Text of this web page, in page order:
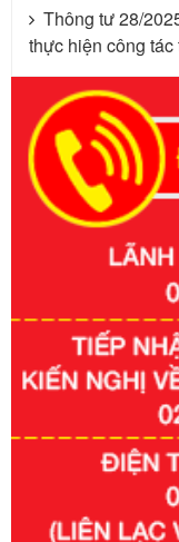
Thông tư 28/
thực hiện công
Số kí hiệu:351/
Tên: Nghị định số
định chuẩn nghèo
Ngày ban hành: